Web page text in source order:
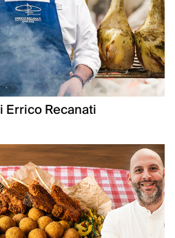
Errico Recanati